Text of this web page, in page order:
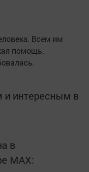
Всем им
помощь.
интересным в
в
MАХ: